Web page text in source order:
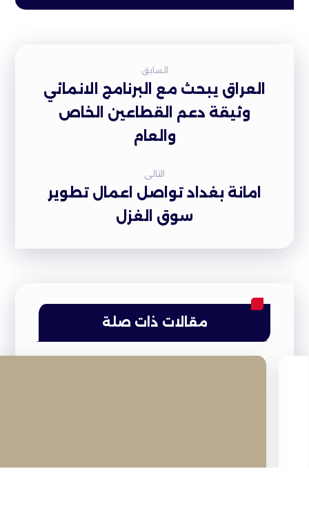
السابق
العراق يبحث مع البرنامج الانمائي
وثيقة دعم القطاعين الخاص
والعام
التالى
امانة بغداد تواصل اعمال تطوير
سوق الغزل
مقالات ذات صلة